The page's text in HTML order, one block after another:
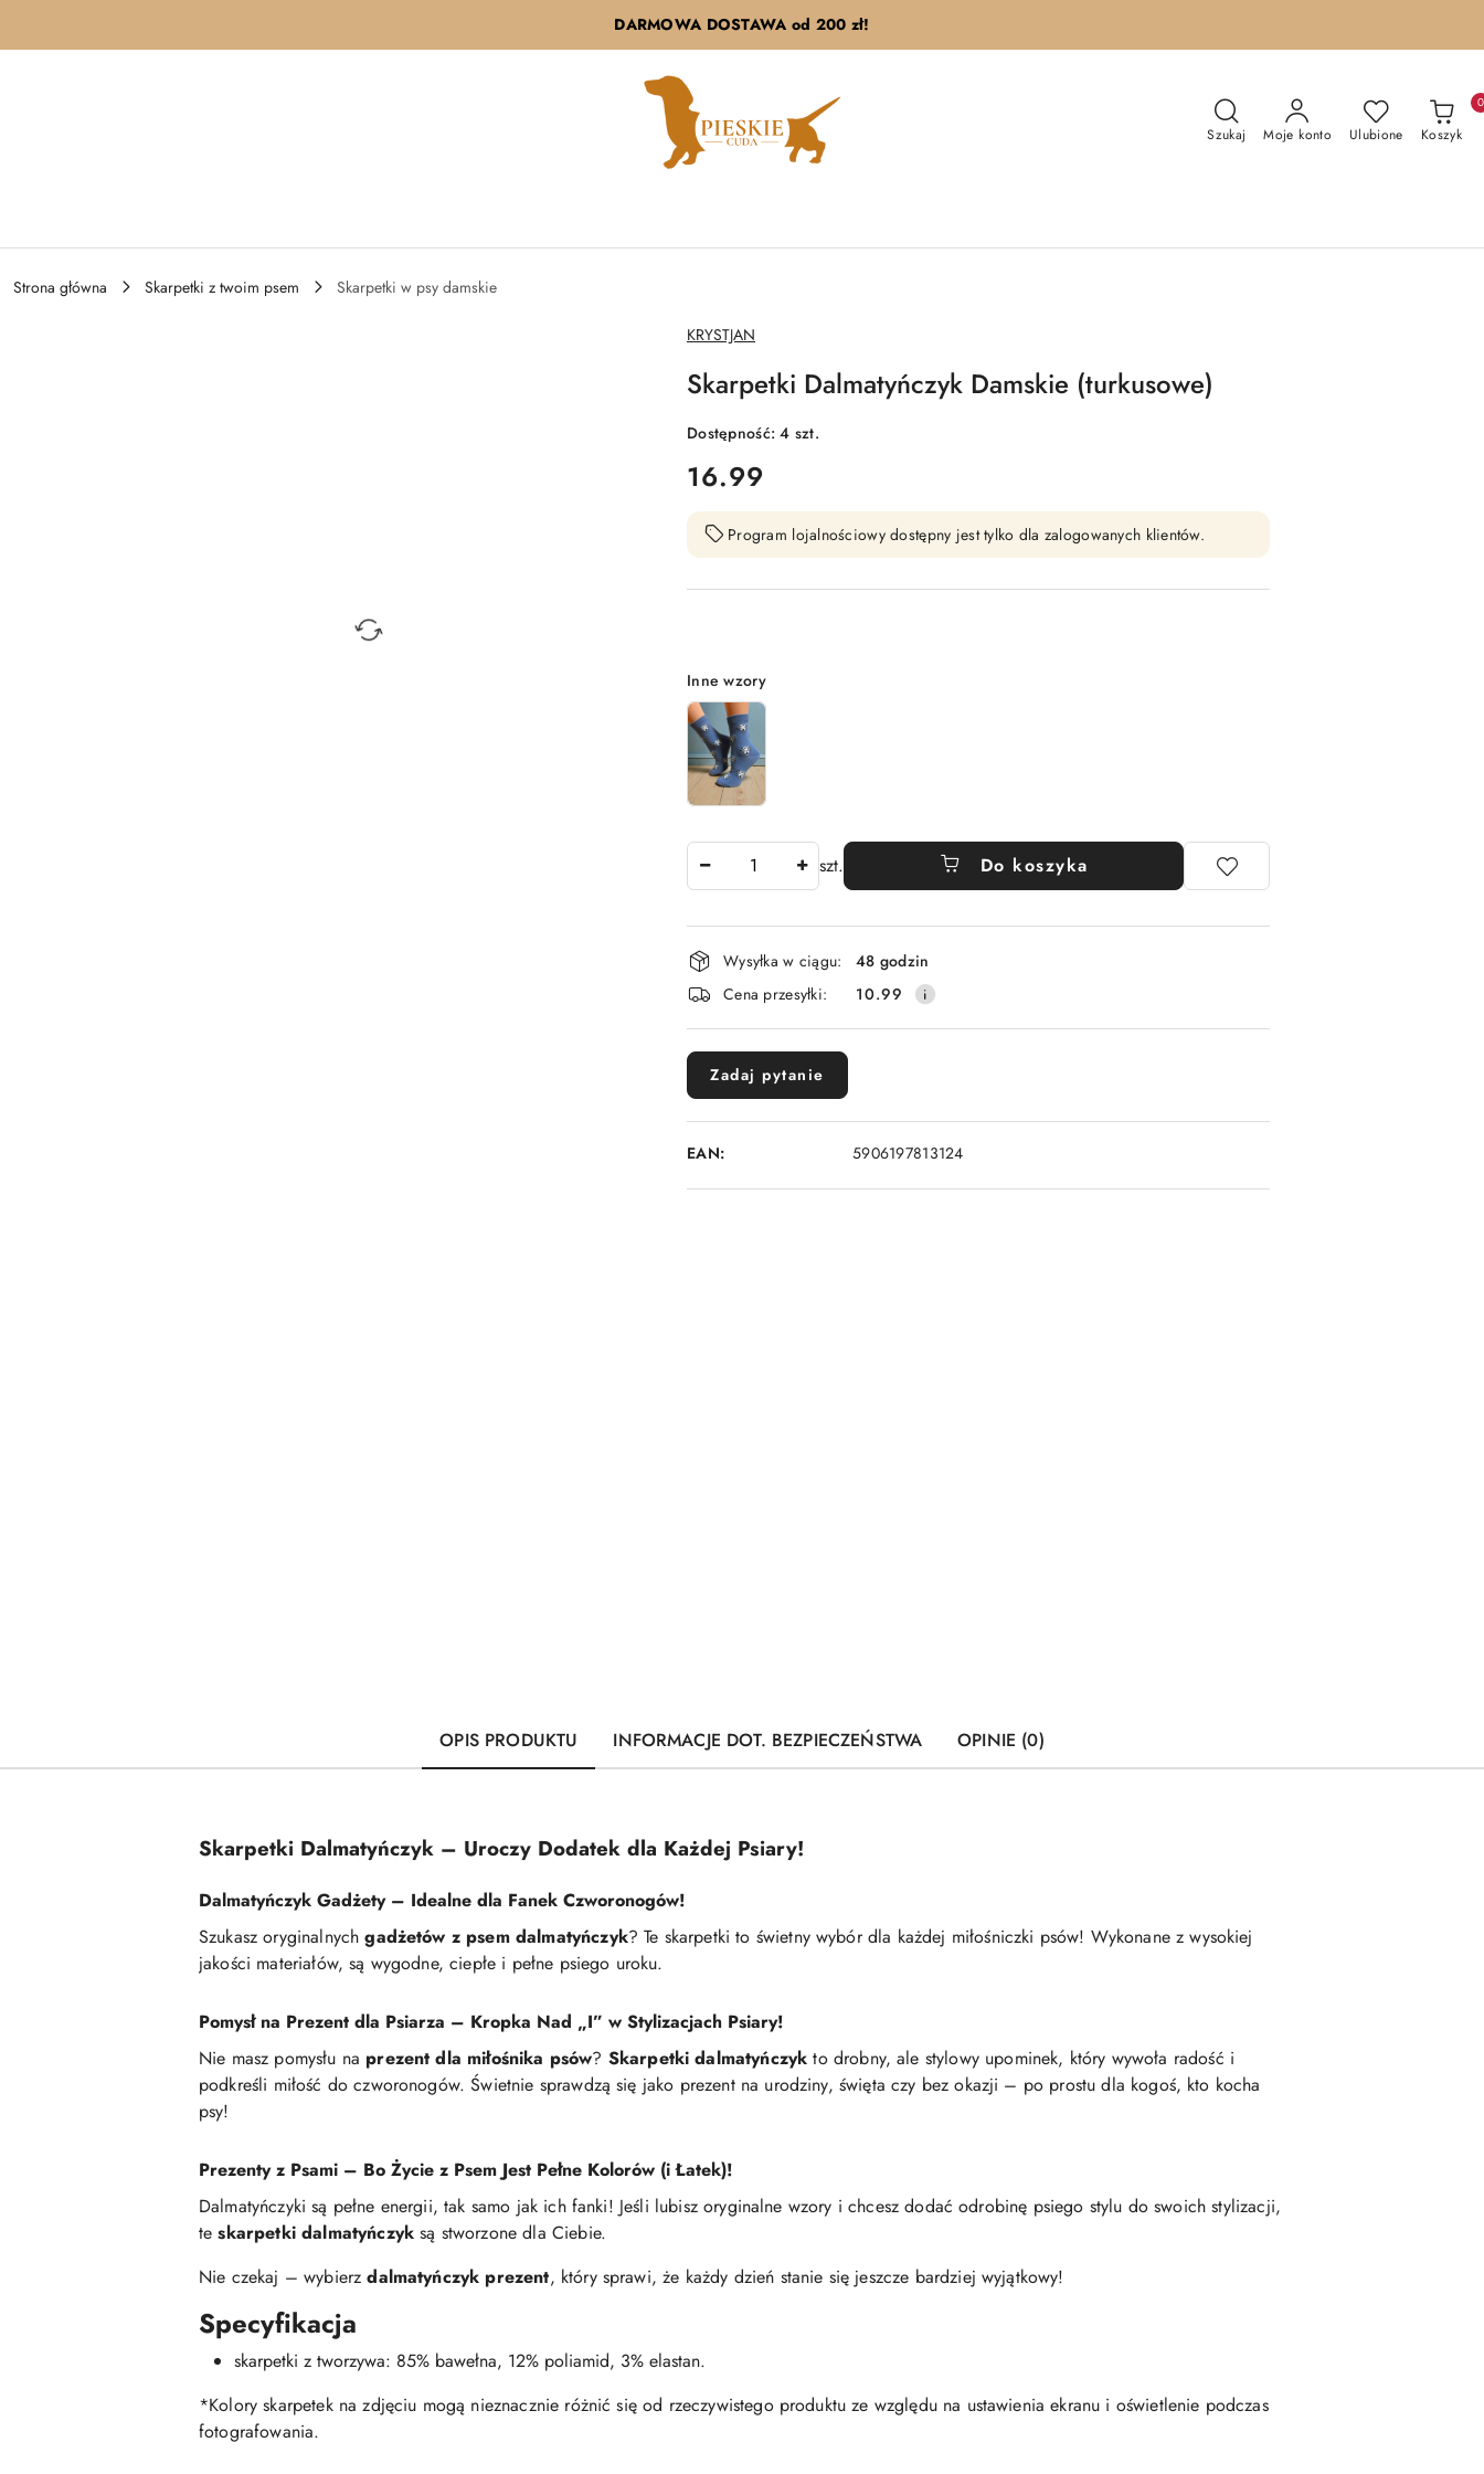
DARMOWA DOSTAWA od 200 zł!
Szukaj Moje konto Ulubione Koszyk
0
Strona główna Skarpetki z twoim psem
Skarpetki w psy damskie
NAZWA
PRODUCENTA:
KRYSTJAN
Skarpetki Dalmatyńczyk Damskie (turkusowe)
Dostępność:4 szt.
cena:
16.99
Program lojalnościowy dostępny jest tylko dla zalogowanych klientów.
Wariant
Inne wzory
szt. Do koszyka
Dostępność
i
dostawa
Wysyłka w ciągu:
48 godzin
Cena przesyłki:
10.99
Zadaj pytanie
EAN: 5906197813124
OPIS PRODUKTU INFORMACJE DOT. BEZPIECZEŃSTWA OPINIE (0)
Skarpetki Dalmatyńczyk – Uroczy Dodatek dla Każdej Psiary!
Dalmatyńczyk Gadżety – Idealne dla Fanek Czworonogów!
Szukasz oryginalnychgadżetów z psem dalmatyńczyk? Te skarpetki to świetny wybór dla każdej miłośniczki psów! Wykonane z wysokiej
jakości materiałów, są wygodne, ciepłe i pełne psiego uroku.
Pomysł na Prezent dla Psiarza – Kropka Nad „I” w Stylizacjach Psiary!
Nie masz pomysłu na prezent dla miłośnika psów? Skarpetki dalmatyńczyk to drobny, ale stylowy upominek, który wywoła radość i
podkreśli miłość do czworonogów. Świetnie sprawdzą się jako prezent na urodziny, święta czy bez okazji – po prostu dla kogoś, kto kocha
psy!
Prezenty z Psami – Bo Życie z Psem Jest Pełne Kolorów (i Łatek)!
Dalmatyńczyki są pełne energii, tak samo jak ich fanki! Jeśli lubisz oryginalne wzory i chcesz dodać odrobinę psiego stylu do swoich stylizacji,
teskarpetki dalmatyńczyk są stworzone dla Ciebie.
Nie czekaj – wybierzdalmatyńczyk prezent, który sprawi, że każdy dzień stanie się jeszcze bardziej wyjątkowy!
Specyfikacja
skarpetki z tworzywa: 85% bawełna, 12% poliamid, 3% elastan.
*Kolory skarpetek na zdjęciu mogą nieznacznie różnić się od rzeczywistego produktu ze względu na ustawienia ekranu i oświetlenie podczas
fotografowania.